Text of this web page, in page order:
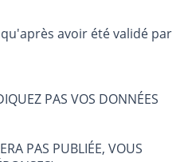
avoir été validé par
PAS VOS DONNÉES
PAS PUBLIÉE, VOUS